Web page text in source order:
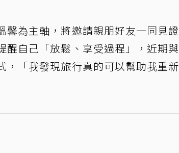
馨為主軸，將邀請親朋好友一同見證
自己「放鬆、享受過程」，近期與
，「我發現旅行真的可以幫助我重新